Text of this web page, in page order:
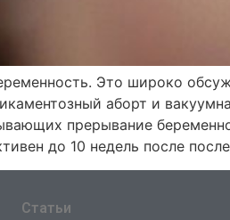
Это широко
аборт и
прерывание
до 10 недель после
Статьи